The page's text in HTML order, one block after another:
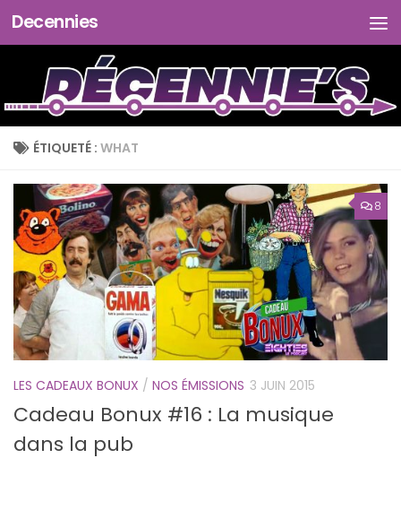
Skip to content
Decennies
ÉTIQUETÉ : WHAT
8
LES CADEAUX BONUX / NOS ÉMISSIONS 3 JUIN 2015
Cadeau Bonux #16 : La musique
dans la pub